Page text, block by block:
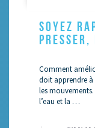
SOYEZ
Comment
doit apprendre à
les
l’eau et la …